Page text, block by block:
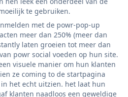
te gebruiken.
met de powr-pop-up
meer dan 250% (meer dan
laten groeien tot meer dan
powr social voeden op hun site.
visuele manier om hun klanten
ze coming to de startpagina
het echt uitzien. het laat hun
klanten naadloos een geweldige